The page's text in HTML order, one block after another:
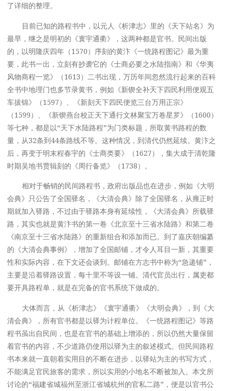
了详细的整理。
目前已知的路程书中，以元人《析津志》里的《天下站名》为
最早，继之是明初的《寰宇通衢》，这两种都是官书。民间出版
的，以明隆庆四年（1570）序刻的黄汴《一统路程图记》最为重
要，此书一出，立刻有抄袭它的《士商必要之水陆指南》和《华夷
风物商程一览》（1613）二书出现，万历年间忽然流行起来的百科
全书中地理门也多节录黄书，例如《新锲全补天下四民利用便观五
车拔锦》（1597）、《新刻天下四民便览三台万用正宗》
（1599）、《新锲燕台校正天下通行文林聚宝万卷星罗》（1600）
等七种，都是以“天下水陆路程”为门类标题，所取黄书路程的数
量，从32条到44条路线不等。这种情况，到清代仍然延续。黄汴之
后，再变于明末程春宇的《士商类要》（1627），集大成于清乾隆
时期吴地书贾辑刻的《周行备览》（1738）。
相对于畅销的民间路程书，政府出版品也在进步，例如《大明
会典》只公告了全国驿名，《大清会典》除了全国驿名，从雍正时
期就加入驿路，不过由于驿路本身有延续性，《大清会典》所载驿
路，其实也就是黄汴书的第一卷《北京至十三省水陆路》和第二卷
《南京至十三省水陆路》的重新组合和添加而已。到了嘉庆朝编纂
的《大清会典事例》，增加了全国邮铺，才令人耳目一新，其重要
性和实际内容，在下文还会谈到。邮铺在方志书中称为“急递铺”，
主要是沿着驿路设置，每十里不等设一铺。清代官员出行，属吏都
要开具路程单，就是在完备的官书系统下做成的。
大体而言，从《析津志》《寰宇通衢》《大明会典》，到《大
清会典》，所有官书都是以驿为计程单位。《一统路程图记》等路
程书虽出自民间，也是在官书的基础上增添的，所以仍然大量保留
着官书的内容，不少道路仍使用以驿为主的叙述模式。但民间路程
书本来就一直朝着实用目的不断在进步，以驿站为主的书写方式，
不能满足官民旅客的需求，所以实用的小地名不断被加入。本文所
讨论的“福建省城福州至浙江省城杭州的官私二路”，便是以官书公